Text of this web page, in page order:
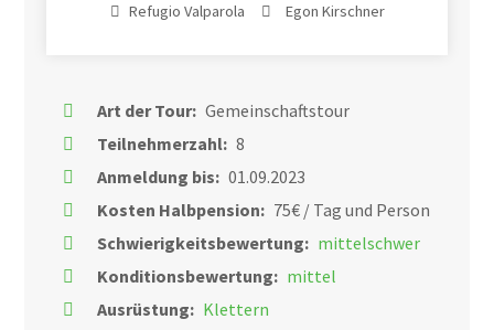
Refugio Valparola
Egon Kirschner
Art der Tour: Gemeinschaftstour
Teilnehmerzahl: 8
Anmeldung bis: 01.09.2023
Kosten Halbpension: 75€ / Tag und Person
Schwierigkeitsbewertung: mittelschwer
Konditionsbewertung: mittel
Ausrüstung: Klettern